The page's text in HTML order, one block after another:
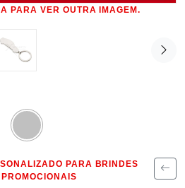
PARA VER OUTRA IMAGEM.
PARA BRINDES